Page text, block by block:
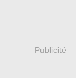
Publicité